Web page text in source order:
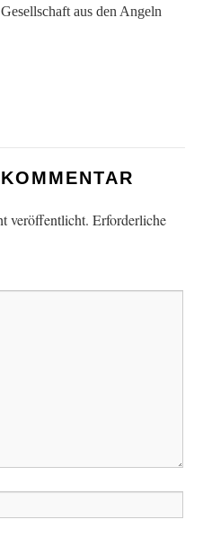
aus den Angeln
veröffentlicht. Erforderliche